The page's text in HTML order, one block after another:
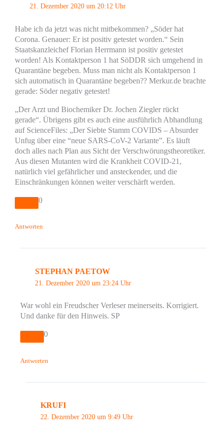
21. Dezember 2020 um 20:12 Uhr
Habe ich da jetzt was nicht mitbekommen? „Söder hat
Corona. Genauer: Er ist positiv getestet worden.“ Sein
Staatskanzleichef Florian Herrmann ist positiv getestet
worden! Als Kontaktperson 1 hat SöDDR sich umgehend in
Quarantäne begeben. Muss man nicht als Kontaktperson 1
sich automatisch in Quarantäne begeben?? Merkur.de brachte
gerade: Söder negativ getestet!
„Der Arzt und Biochemiker Dr. Jochen Ziegler rückt
gerade“. Übrigens gibt es auch eine ausführlich Abhandlung
auf ScienceFiles: „Der Siebte Stamm COVIDS – Absurder
Unfug über eine “neue SARS-CoV-2 Variante”. Es läuft
doch alles nach Plan aus Sicht der Verschwörungstheoretiker.
Aus diesen Mutanten wird die Krankheit COVID-21,
natürlich viel gefährlicher und ansteckender, und die
Einschränkungen können weiter verschärft werden.
0
Antworten
STEPHAN PAETOW
21. Dezember 2020 um 23:24 Uhr
War wohl ein Freudscher Verleser meinerseits. Korrigiert.
Und danke für den Hinweis. SP
0
Antworten
KRUFI
22. Dezember 2020 um 9:49 Uhr